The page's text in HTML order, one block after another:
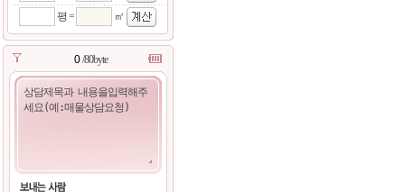
평 =
㎡
/80byte